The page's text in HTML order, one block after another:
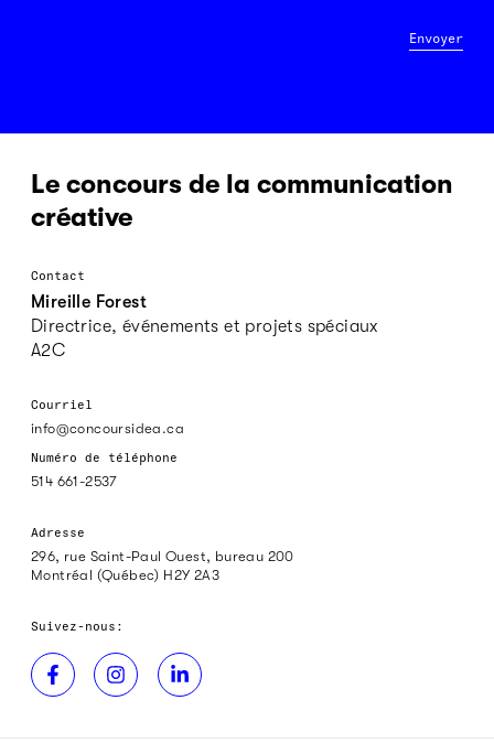
Envoyer
Le concours de la communication
créative
Contact
Mireille Forest
Directrice, événements et projets spéciaux
A2C
Courriel
info@concoursidea.ca
Numéro de téléphone
514 661-2537
Adresse
296, rue Saint-Paul Ouest, bureau 200
Montréal (Québec) H2Y 2A3
Suivez-nous: